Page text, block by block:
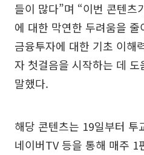
들이 많다”며 “이번 콘텐츠
에 대한 막연한 두려움을
금융투자에 대한 기초 이해
자 첫걸음을 시작하는 데
말했다.
해당 콘텐츠는 19일부터 투
네이버TV 등을 통해 매주 1